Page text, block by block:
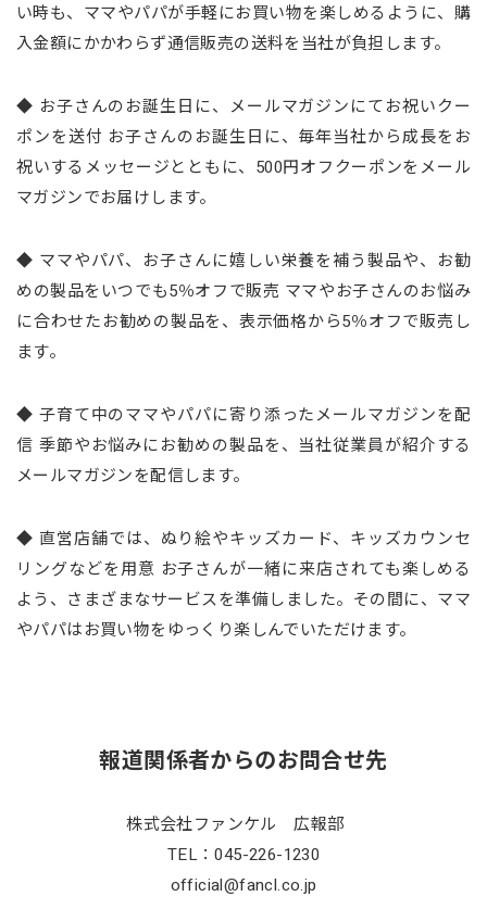
い時も、ママやパパが手軽にお買い物を楽しめるように、購
入金額にかかわらず通信販売の送料を当社が負担します。
◆ お子さんのお誕生日に、メールマガジンにてお祝いクー
ポンを送付 お子さんのお誕生日に、毎年当社から成長をお
祝いするメッセージとともに、500円オフクーポンをメール
マガジンでお届けします。
◆ ママやパパ、お子さんに嬉しい栄養を補う製品や、お勧
めの製品をいつでも5％オフで販売 ママやお子さんのお悩み
に合わせたお勧めの製品を、表示価格から5％オフで販売し
ます。
◆ 子育て中のママやパパに寄り添ったメールマガジンを配
信 季節やお悩みにお勧めの製品を、当社従業員が紹介する
メールマガジンを配信します。
◆ 直営店舗では、ぬり絵やキッズカード、キッズカウンセ
リングなどを用意 お子さんが一緒に来店されても楽しめる
よう、さまざまなサービスを準備しました。その間に、ママ
やパパはお買い物をゆっくり楽しんでいただけます。
報道関係者からのお問合せ先
株式会社ファンケル 広報部
TEL：045-226-1230
official@fancl.co.jp